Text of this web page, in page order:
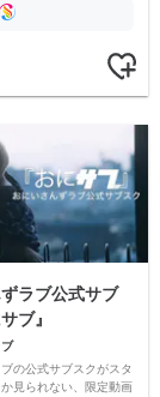
ラブ公式サブ
ブ』
の公式サブスクがスタ
見られない、限定動画